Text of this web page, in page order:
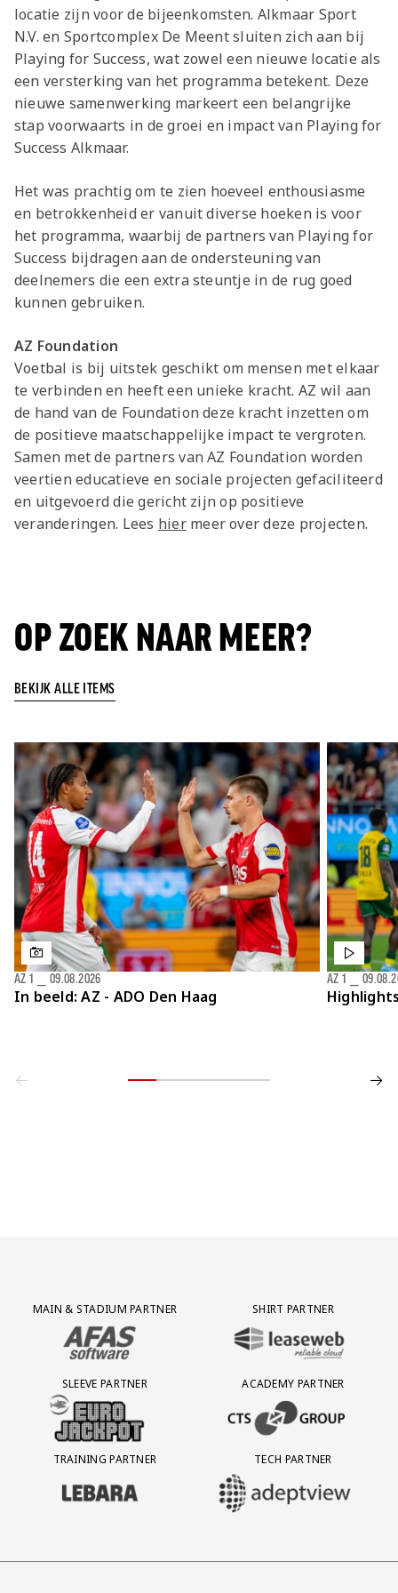
locatie zijn voor de bijeenkomsten. Alkmaar Sport
N.V. en Sportcomplex De Meent sluiten zich aan bij
Playing for Success, wat zowel een nieuwe locatie als
een versterking van het programma betekent. Deze
nieuwe samenwerking markeert een belangrijke
stap voorwaarts in de groei en impact van Playing for
Success Alkmaar.
Het was prachtig om te zien hoeveel enthousiasme
en betrokkenheid er vanuit diverse hoeken is voor
het programma, waarbij de partners van Playing for
Success bijdragen aan de ondersteuning van
deelnemers die een extra steuntje in de rug goed
kunnen gebruiken.
AZ Foundation
Voetbal is bij uitstek geschikt om mensen met elkaar
te verbinden en heeft een unieke kracht. AZ wil aan
de hand van de Foundation deze kracht inzetten om
de positieve maatschappelijke impact te vergroten.
Samen met de partners van AZ Foundation worden
veertien educatieve en sociale projecten gefaciliteerd
en uitgevoerd die gericht zijn op positieve
veranderingen. Lees hiermeer over deze projecten.
OP ZOEK NAAR MEER?
BEKIJK ALLE ITEMS
In beeld: AZ - ADO Den Haag
AZ 1 09.08.2026 AZ 1
Partner Logos Grid
MAIN & STADIUM PARTNER
BEZOEK ONZE MAIN & STADIUM PARTNER AFAS SOFTWARE
SHIRT PARTNER
BEZOEK ONZE SHIRT PARTNER
SLEEVE PARTNER
BEZOEK ONZE SLEEVE PARTNER EUROJACKPOT
ACADEMY PARTNER
BEZOEK ONZE ACADEMY
TRAINING PARTNER
BEZOEK ONZE TRAINING PARTNER LEBARA
TECH PARTNER
BEZOEK ONZE TECH PARTNER